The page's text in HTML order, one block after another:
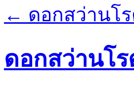
← ดอกสว่านโร
ดอกสว่านโร